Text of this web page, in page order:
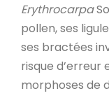
Erythrocarpa
pollen, ses
ses bractées
risque
morphoses de